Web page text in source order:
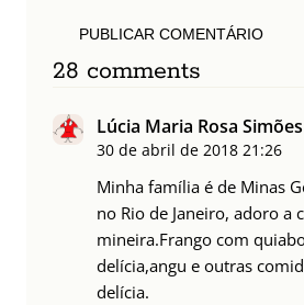
PUBLICAR COMENTÁRIO
28 comments
Lúcia Maria Rosa Simões
30 de abril de 2018 21:26
Minha família é de Minas
no Rio de Janeiro, adoro a
mineira.Frango com
delícia,angu e outras
delícia.